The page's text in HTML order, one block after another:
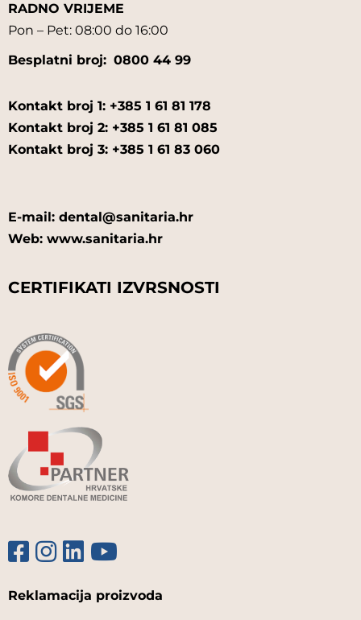
RADNO VRIJEME
Pon – Pet: 08:00 do 16:00
Besplatni broj: 0800 44 99
Kontakt broj 1: +385 1 61 81 178
Kontakt broj 2: +385 1 61 81 085
Kontakt broj 3: +385 1 61 83 060
E-mail: dental@sanitaria.hr
Web: www.sanitaria.hr
CERTIFIKATI IZVRSNOSTI
Reklamacija proizvoda